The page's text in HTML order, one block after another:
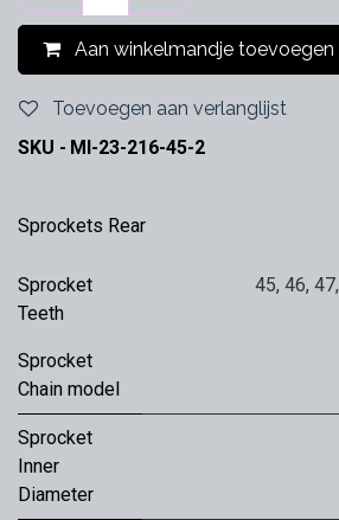
Aan winkelmandje toevoegen
Toevoegen aan verlanglijst
SKU - MI-23-216-45-2
Sprockets Rear
Sprocket
Teeth
45, 46, 47,
Sprocket
Chain model
Sprocket
Inner
Diameter